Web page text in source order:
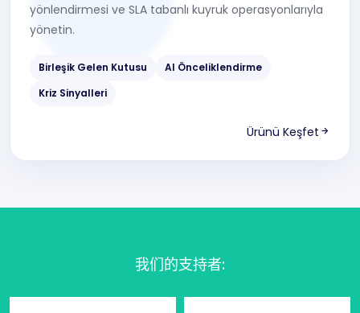
yönlendirmesi ve SLA tabanlı kuyruk operasyonlarıyla
yönetin.
Birleşik Gelen Kutusu
AI Önceliklendirme
Kriz Sinyalleri
Ürünü Keşfet
我们的支持者: